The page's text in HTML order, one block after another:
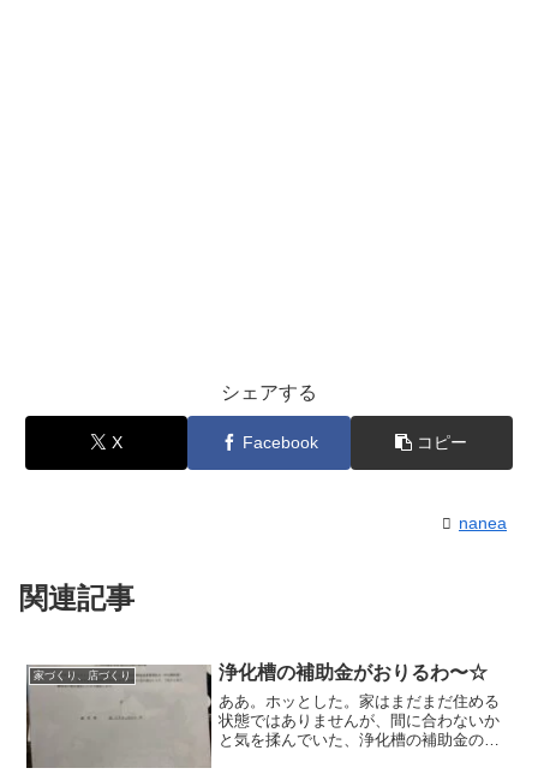
シェアする
X Facebook コピー
nanea
関連記事
家づくり、店づくり 浄化槽の補助金がおりるわ〜☆
ああ。ホッとした。家はまだまだ住める
状態ではありませんが、間に合わないか
と気を揉んでいた、浄化槽の補助金の件